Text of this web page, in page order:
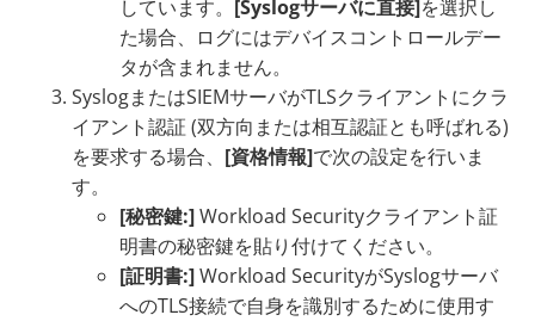
しています。 [Syslogサーバに直接]を選択し
た場合、ログにはデバイスコントロールデー
タが含まれません。
SyslogまたはSIEMサーバがTLSクライアントにクラ
イアント認証 (双方向または相互認証とも呼ばれる)
を要求する場合、 [資格情報]で次の設定を行いま
す。
[秘密鍵:]Workload Securityクライアント証
明書の秘密鍵を貼り付けてください。
[証明書:]Workload SecurityがSyslogサーバ
へのTLS接続で自身を識別するために使用す